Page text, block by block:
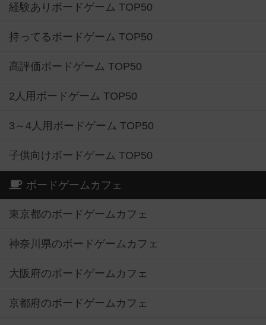
経験ありボードゲーム TOP50
持ってるボードゲーム TOP50
高評価ボードゲーム TOP50
2人用ボードゲーム TOP50
3～4人用ボードゲーム TOP50
子供向けボードゲーム TOP50
ボードゲームカフェ
東京都のボードゲームカフェ
神奈川県のボードゲームカフェ
大阪府のボードゲームカフェ
京都府のボードゲームカフェ